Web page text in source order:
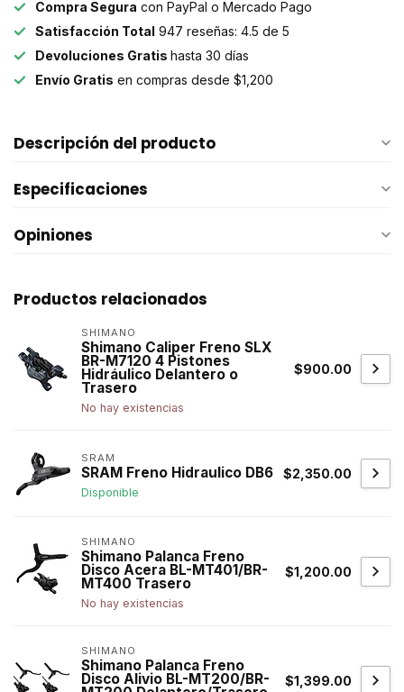
Compra Segura con PayPal o Mercado Pago
Satisfacción Total 947 reseñas: 4.5 de 5
Devoluciones Gratis hasta 30 días
Envío Gratis en compras desde $1,200
Descripción del producto
Especificaciones
Opiniones
Productos relacionados
SHIMANO
Shimano Caliper Freno SLX
BR-M7120 4 Pistones
Hidráulico Delantero o
Trasero
No hay existencias
$900.00
SRAM
SRAM Freno Hidraulico DB6
Disponible
$2,350.00
SHIMANO
Shimano Palanca Freno
Disco Acera BL-MT401/BR-
MT400 Trasero
No hay existencias
$1,200.00
SHIMANO
Shimano Palanca Freno
Disco Alivio BL-MT200/BR- $1,399.00